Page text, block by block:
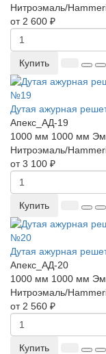
Нитроэмаль/
от 2 600 ₽
Купить
Дутая ажурная
Апекс_АД-19
1000 мм 1000 мм
Нитроэмаль/
от 3 100 ₽
Купить
Дутая ажурная
Апекс_АД-20
1000 мм 1000 мм
Нитроэмаль/
от 2 560 ₽
Купить